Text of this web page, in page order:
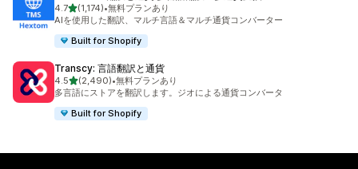
4.75つ星中
(1,174)
合計レビュー数：1174件
•無料プランあり
AIを使用した翻訳、マルチ言語＆マルチ通貨コンバーター
Built for Shopify
Transcy: 言語翻訳と通貨
4.55つ星中
(2,490)
合計レビュー数：2490件
•無料プランあり
多言語にストアを翻訳します。ジオによる通貨コンバータ
Built for Shopify